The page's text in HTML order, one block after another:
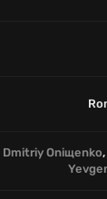
Dmitriy Oniщenko,